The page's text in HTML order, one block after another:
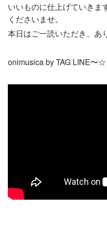
いいものに仕上げていきま
くださいませ。
本日はご一読いただき、あ
onimusica by TAG LINE〜☆